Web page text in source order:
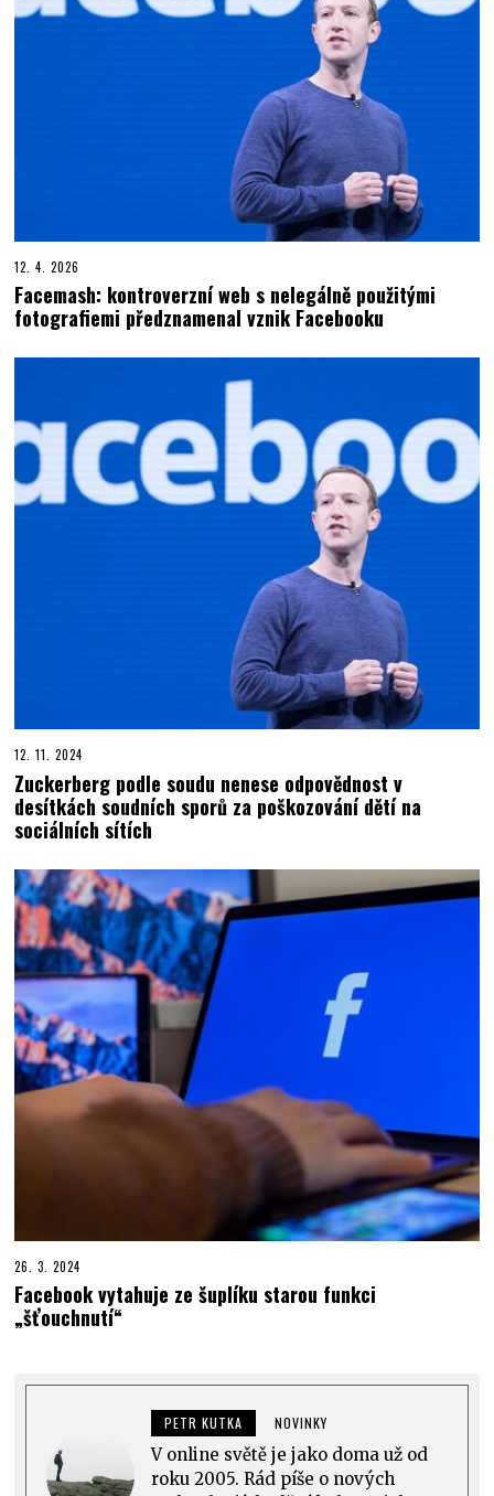
12. 4. 2026
Facemash: kontroverzní web s nelegálně použitými
fotografiemi předznamenal vznik Facebooku
12. 11. 2024
Zuckerberg podle soudu nenese odpovědnost v
desítkách soudních sporů za poškozování dětí na
sociálních sítích
26. 3. 2024
Facebook vytahuje ze šuplíku starou funkci
„šťouchnutí“
PETR KUTKA NOVINKY
V online světě je jako doma už od
roku 2005. Rád píše o nových